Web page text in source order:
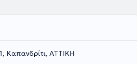
Καπανδρίτι, ΑΤΤΙΚΗ